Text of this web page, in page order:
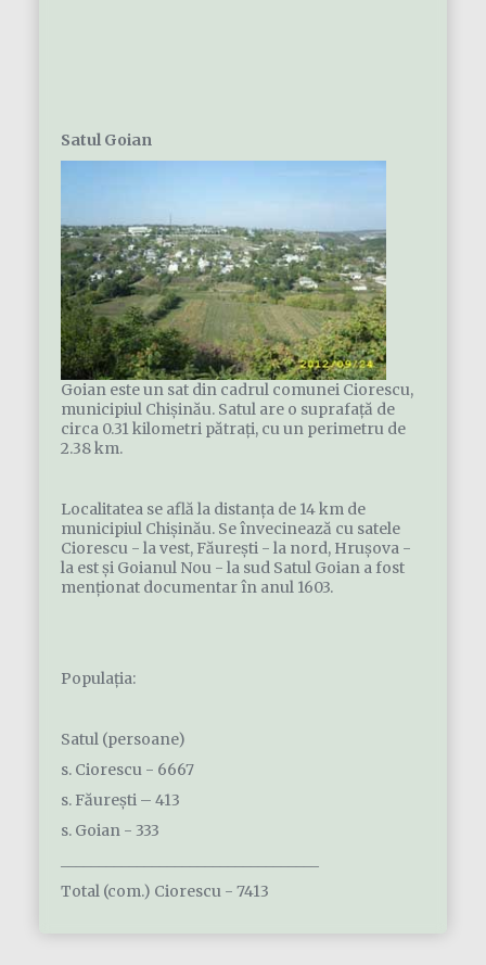
Satul Goian
Goian este un sat din cadrul comunei Ciorescu,
municipiul Chișinău. Satul are o suprafaţă de
circa 0.31 kilometri pătraţi, cu un perimetru de
2.38 km.
Localitatea se află la distanța de 14 km de
municipiul Chișinău. Se învecinează cu satele
Ciorescu - la vest, Făureşti - la nord, Hruşova -
la est şi Goianul Nou - la sud Satul Goian a fost
menționat documentar în anul 1603.
Populația:
Satul (persoane)
s. Ciorescu - 6667
s. Făurești – 413
s. Goian - 333
Total (com.) Ciorescu - 7413